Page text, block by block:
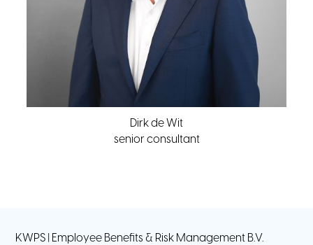
Dirk de Wit
senior consultant
KWPS | Employee Benefits & Risk Management B.V.